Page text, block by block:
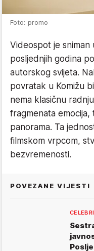
Foto: promo
Videospot je sniman
posljednjih godina
autorskog svijeta.
povratak u Komižu
nema klasičnu
fragmenata
panorama. Ta
filmskom vrpcom,
bezvremenosti.
POVEZANE VIJESTI